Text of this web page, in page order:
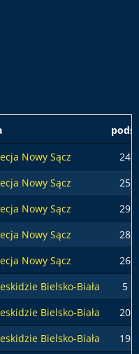
podst
Nowy Sącz
24
Nowy Sącz
25
Nowy Sącz
29
Nowy Sącz
28
Nowy Sącz
26
Bielsko-Biała
5
Bielsko-Biała
20
Bielsko-Biała
19